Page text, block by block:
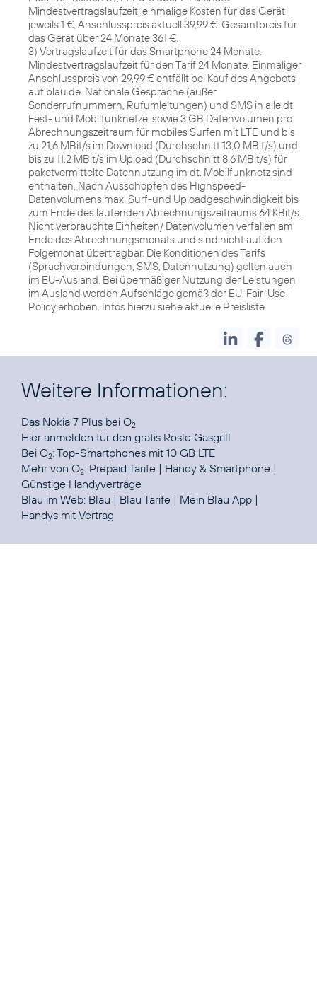
Mindestvertragslaufzeit; einmalige Kosten für das Gerät
jeweils 1 €, Anschlusspreis aktuell 39,99 €. Gesamtpreis für
das Gerät über 24 Monate 361 €.
3) Vertragslaufzeit für das Smartphone 24 Monate.
Mindestvertragslaufzeit für den Tarif 24 Monate. Einmaliger
Anschlusspreis von 29,99 € entfällt bei Kauf des Angebots
auf blau.de. Nationale Gespräche (außer
Sonderrufnummern, Rufumleitungen) und SMS in alle dt.
Fest- und Mobilfunknetze, sowie 3 GB Datenvolumen pro
Abrechnungszeitraum für mobiles Surfen mit LTE und bis
zu 21,6 MBit/s im Download (Durchschnitt 13,0 MBit/s) und
bis zu 11,2 MBit/s im Upload (Durchschnitt 8,6 MBit/s) für
paketvermittelte Datennutzung im dt. Mobilfunknetz sind
enthalten. Nach Ausschöpfen des Highspeed-
Datenvolumens max. Surf-und Uploadgeschwindigkeit bis
zum Ende des laufenden Abrechnungszeitraums 64 KBit/s.
Nicht verbrauchte Einheiten/ Datenvolumen verfallen am
Ende des Abrechnungsmonats und sind nicht auf den
Folgemonat übertragbar. Die Konditionen des Tarifs
(Sprachverbindungen, SMS, Datennutzung) gelten auch
im EU-Ausland. Bei übermäßiger Nutzung der Leistungen
im Ausland werden Aufschläge gemäß der EU-Fair-Use-
Policy erhoben. Infos hierzu siehe aktuelle Preisliste.
Weitere Informationen:
Das Nokia 7 Plus bei O2
Hier anmelden für den gratis Rösle Gasgrill
Bei O2:Top-Smartphones mit 10 GB LTE
Mehr von O2: Prepaid Tarife | Handy & Smartphone |
Günstige Handyverträge
Blau im Web: Blau | Blau Tarife | Mein Blau App |
Handys mit Vertrag